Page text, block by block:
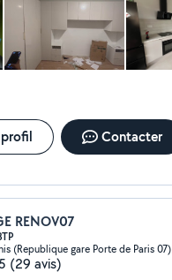
Contacter
RENOV07
(Republique gare Porte de Paris 07)
(29 avis)